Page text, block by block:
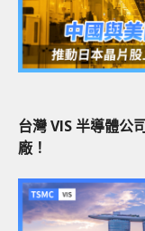
台灣 VIS 半導體公
廠！